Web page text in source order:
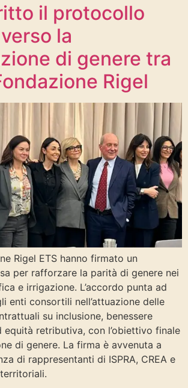
il protocollo
la
di genere tra
Rigel
Rigel ETS hanno firmato un
per rafforzare la parità di genere nei
e irrigazione. L’accordo punta ad
enti consortili nell’attuazione delle
su inclusione, benessere
retributiva, con l’obiettivo finale
di genere. La firma è avvenuta a
di rappresentanti di ISPRA, CREA e